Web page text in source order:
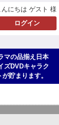
んにちは ゲスト 様
マの品揃え日本
ズDVDキャラク
貯まります。